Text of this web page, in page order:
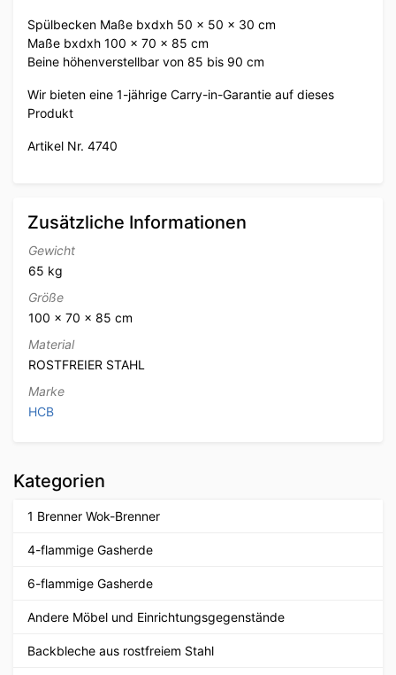
Spülbecken Maße bxdxh 50 x 50 x 30 cm
Maße bxdxh 100 x 70 x 85 cm
Beine höhenverstellbar von 85 bis 90 cm
Wir bieten eine 1-jährige Carry-in-Garantie auf dieses
Produkt
Artikel Nr. 4740
Zusätzliche Informationen
Gewicht
65 kg
Größe
100 × 70 × 85 cm
Material
ROSTFREIER STAHL
Marke
HCB
Kategorien
1 Brenner Wok-Brenner
4-flammige Gasherde
6-flammige Gasherde
Andere Möbel und Einrichtungsgegenstände
Backbleche aus rostfreiem Stahl